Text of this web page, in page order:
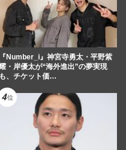
『Number_i』神宮寺勇太・平野紫
・岸優太が“海外進出”の夢実現
も、チケット価…